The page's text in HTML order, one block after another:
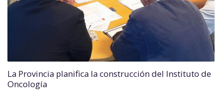
La Provincia planifica la construcción del Instituto de
Oncología